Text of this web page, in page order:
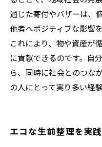
通じた寄付やバザーは、
他者へポジティブな影響
これにより、物や資産が
に貢献できるのです。自
ら、同時に社会とのつな
の人にとって実り多い経
エコな生前整理を実